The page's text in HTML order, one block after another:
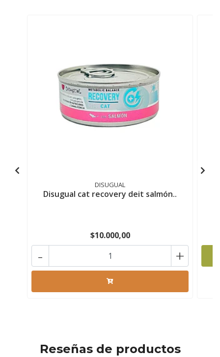
DISUGUAL
Disugual cat recovery deit salmón..
$10.000,00
- +
Reseñas de productos